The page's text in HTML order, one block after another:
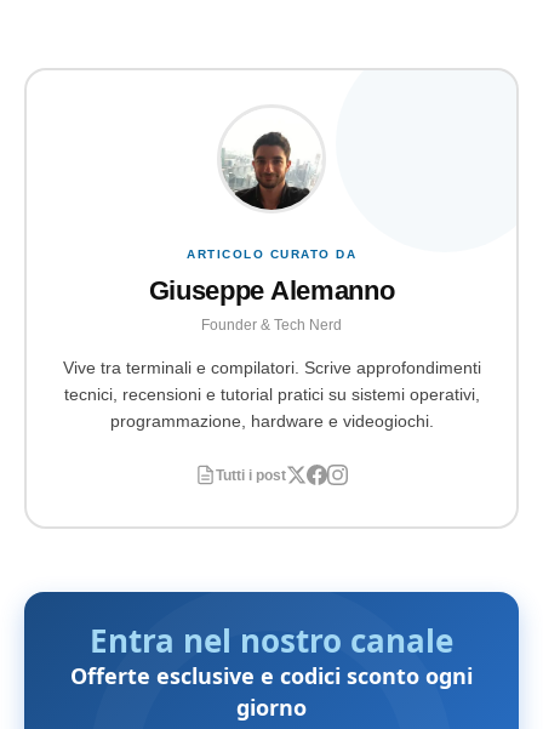
ARTICOLO CURATO DA
Giuseppe Alemanno
Founder & Tech Nerd
Vive tra terminali e compilatori. Scrive approfondimenti
tecnici, recensioni e tutorial pratici su sistemi operativi,
programmazione, hardware e videogiochi.
Tutti i post
Entra nel nostro canale
Offerte esclusive e codici sconto ogni
giorno